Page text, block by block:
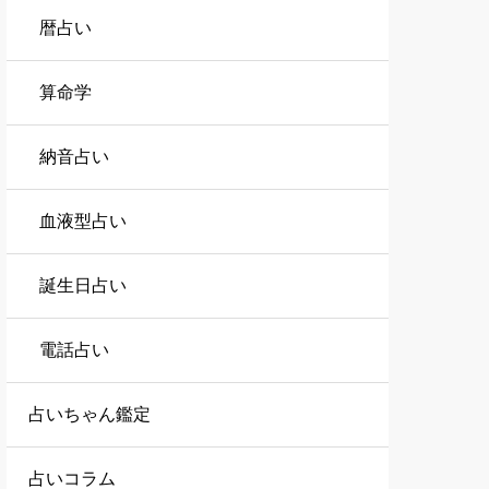
暦占い
算命学
納音占い
血液型占い
誕生日占い
電話占い
占いちゃん鑑定
占いコラム